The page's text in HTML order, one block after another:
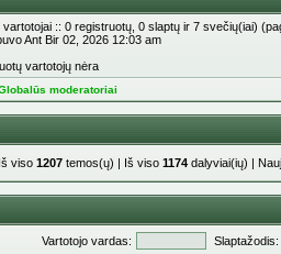
vartotojai :: 0 registruotų, 0 slaptų ir 7 svečių(iai)
Ant Bir 02, 2026 12:03 am
vartotojų nėra
moderatoriai
viso 1207 temos(ų) | Iš viso 1174 dalyviai(ių) |
Vartotojo vardas: Slaptažodis: